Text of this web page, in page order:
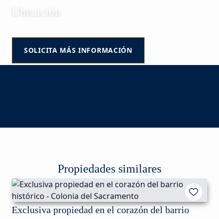
Ubicación
SOLICITA MÁS INFORMACIÓN
Propiedades similares
Exclusiva propiedad en el corazón del barrio